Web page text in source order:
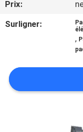
CONTRÔLE
DE
CONTACTEZ-
NOUS
NOUVELLES
Prix:
Surligner:
,